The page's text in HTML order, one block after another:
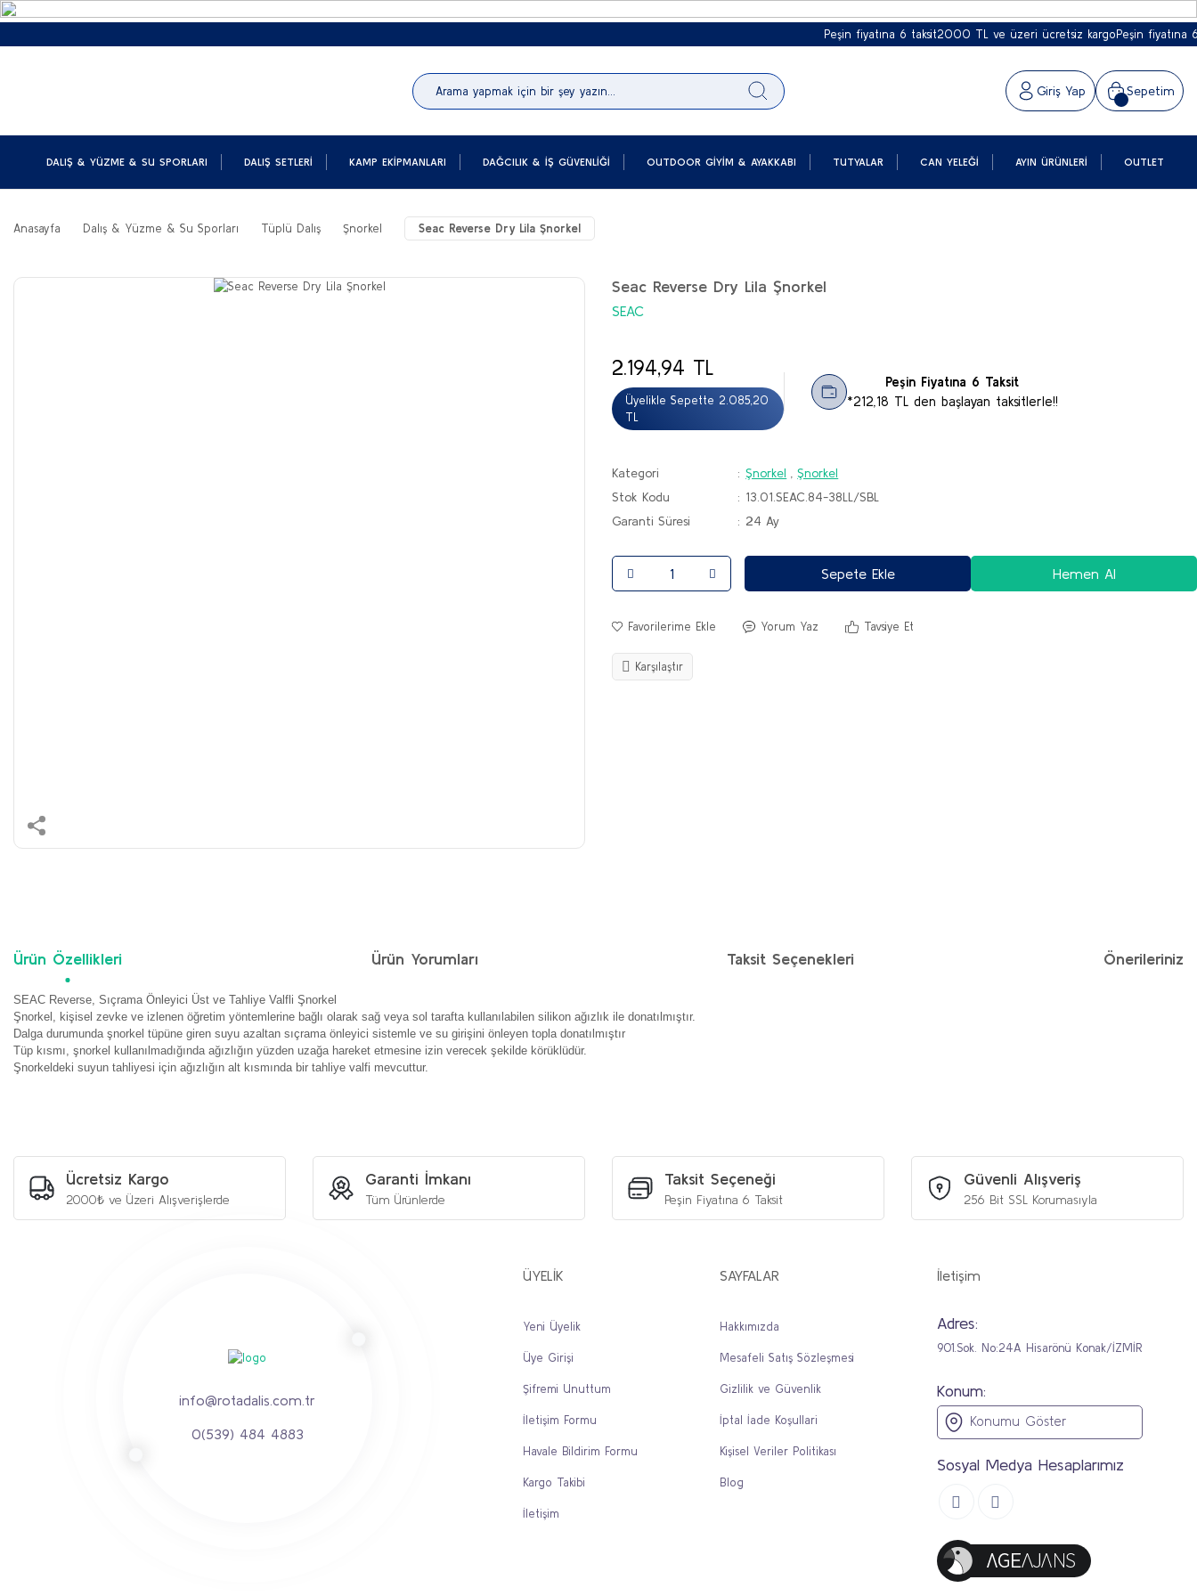
Peşin fiyatına 6 taksit2000 TL ve üzeri ücretsiz kargoPeşin fiyatına 6
Giriş Yap Sepetim
DALIŞ & YÜZME & SU SPORLARI DALIŞ SETLERI KAMP EKIPMANLARI DAĞCILIK & İŞ GÜVENLIĞI OUTDOOR GIYIM & AYAKKABI TUTYALAR CAN YELEĞI AYIN ÜRÜNLERI OUTLET
Anasayfa Dalış & Yüzme & Su Sporları Tüplü Dalış Şnorkel Seac Reverse Dry Lila Şnorkel
Seac Reverse Dry Lila Şnorkel
SEAC
2.194,94 TL
Üyelikle Sepette 2.085,20
TL
Peşin Fiyatına 6 Taksit
*212,18 TL den başlayan taksitlerle!!
Kategori Şnorkel ,Şnorkel
Stok Kodu
13.01.SEAC.84-38LL/SBL
Garanti Süresi
24 Ay
Sepete Ekle Hemen Al
Yorum Yaz Tavsiye Et
Karşılaştır
Ürün Özellikleri Ürün Yorumları Taksit Seçenekleri Önerileriniz
SEAC Reverse, Sıçrama Önleyici Üst ve Tahliye Valfli Şnorkel
Şnorkel, kişisel zevke ve izlenen öğretim yöntemlerine bağlı olarak sağ veya sol tarafta kullanılabilen silikon ağızlık ile donatılmıştır.
Dalga durumunda şnorkel tüpüne giren suyu azaltan sıçrama önleyici sistemle ve su girişini önleyen topla donatılmıştır
Tüp kısmı, şnorkel kullanılmadığında ağızlığın yüzden uzağa hareket etmesine izin verecek şekilde körüklüdür.
Şnorkeldeki suyun tahliyesi için ağızlığın alt kısmında bir tahliye valfi mevcuttur.
Ürün açıklamasında eksik bilgiler bulunuyor.
Ürün bilgilerinde hatalar bulunuyor.
Ürün fiyatı diğer sitelerden daha pahalı.
Ücretsiz Kargo
2000₺ ve Üzeri Alışverişlerde
Garanti İmkanı
Tüm Ürünlerde
Taksit Seçeneği
Peşin Fiyatına 6 Taksit
Güvenli Alışveriş
256 Bit SSL Korumasıyla
info@rotadalis.com.tr
0(539) 484 4883
ÜYELİK
Yeni Üyelik
Üye Girişi
Şifremi Unuttum
İletişim Formu
Havale Bildirim Formu
Kargo Takibi
İletişim
SAYFALAR
Hakkımızda
Mesafeli Satış Sözleşmesi
Gizlilik ve Güvenlik
İptal İade Koşullari
Kişisel Veriler Politikası
Blog
İletişim
Adres:
901.Sok. No:24A Hisarönü Konak/İZMİR
Konum:
Konumu Göster
Sosyal Medya Hesaplarımız